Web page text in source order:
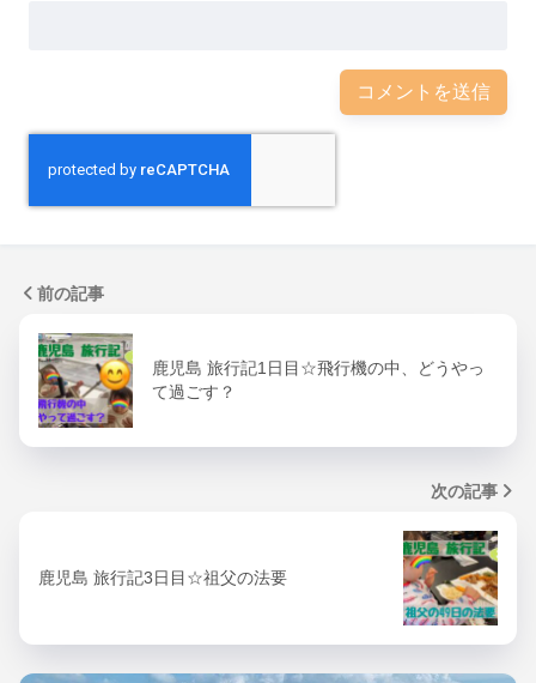
前の記事
鹿児島 旅行記1日目☆飛行機の中、どうやっ
て過ごす？
次の記事
鹿児島 旅行記3日目☆祖父の法要